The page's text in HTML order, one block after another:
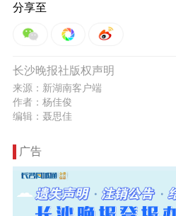
分享至
长沙晚报社版权声明
来源：新湖南客户端
作者：杨佳俊
编辑：聂思佳
广告